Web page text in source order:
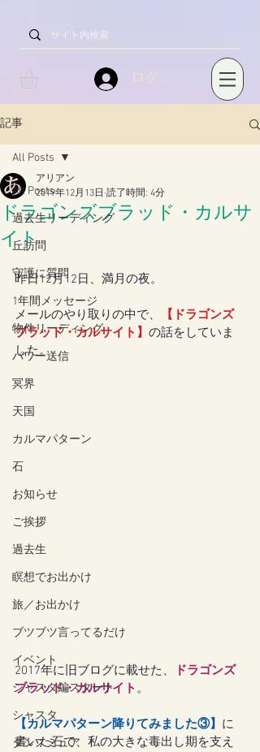
ログイン
記事
All Posts
過去生リーディング
丘訪問
守護に質問
1年間メッセージ
物件リーディング
パワー送信
冥界
天国
カルマパターン
石
お知らせ
ご挨拶
過去生
瞑想でお出かけ
旅／お出かけ
ブツブツ言ってるだけ
イベント
シャスタ編スタート
シャスタ
ダンスミュア
All Posts
ドラゴンズブラッド・カルサ
イト
アリアン
2019年12月13日 読了時間: 4分
昨日12月12日、満月の夜。
メールのやり取りの中で、
【ドラゴンズ
ブラッド・カルサイト】 の話をしていま
した。
2017年に旧ブログに載せた、
ドラゴンズ
ブラッド・カルサイト 。
【カルマパターン降りてみました③】 に
書いた石で、私の大きな毒出し期を支え